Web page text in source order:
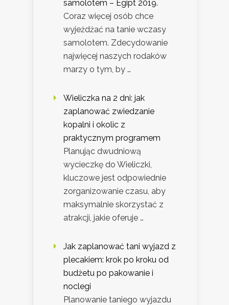
samolotem – Egipt 2019.
Coraz więcej osób chce
wyjeżdżać na tanie wczasy
samolotem. Zdecydowanie
najwięcej naszych rodaków
marzy o tym, by …
Wieliczka na 2 dni: jak
zaplanować zwiedzanie
kopalni i okolic z
praktycznym programem
Planując dwudniową
wycieczkę do Wieliczki,
kluczowe jest odpowiednie
zorganizowanie czasu, aby
maksymalnie skorzystać z
atrakcji, jakie oferuje …
Jak zaplanować tani wyjazd z
plecakiem: krok po kroku od
budżetu po pakowanie i
noclegi
Planowanie taniego wyjazdu